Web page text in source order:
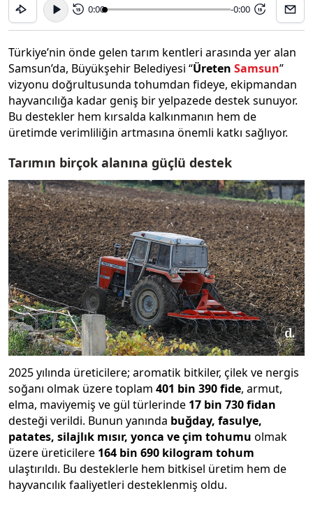
15 0:00 -0:00 15
Türkiye’nin önde gelen tarım kentleri arasında yer alan
Samsun’da, Büyükşehir Belediyesi “Üreten Samsun”
vizyonu doğrultusunda tohumdan fideye, ekipmandan
hayvancılığa kadar geniş bir yelpazede destek sunuyor.
Bu destekler hem kırsalda kalkınmanın hem de
üretimde verimliliğin artmasına önemli katkı sağlıyor.
Tarımın birçok alanına güçlü destek
2025 yılında üreticilere; aromatik bitkiler, çilek ve nergis
soğanı olmak üzere toplam 401 bin 390 fide, armut,
elma, maviyemiş ve gül türlerinde 17 bin 730 fidan
desteği verildi. Bunun yanında buğday, fasulye,
patates, silajlık mısır, yonca ve çim tohumu olmak
üzere üreticilere 164 bin 690 kilogram tohum
ulaştırıldı. Bu desteklerle hem bitkisel üretim hem de
hayvancılık faaliyetleri desteklenmiş oldu.